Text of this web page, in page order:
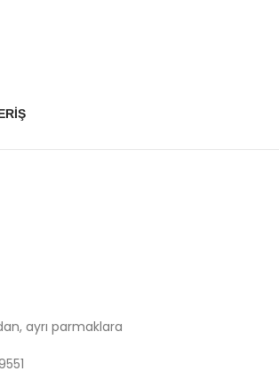
ayrı parmaklara